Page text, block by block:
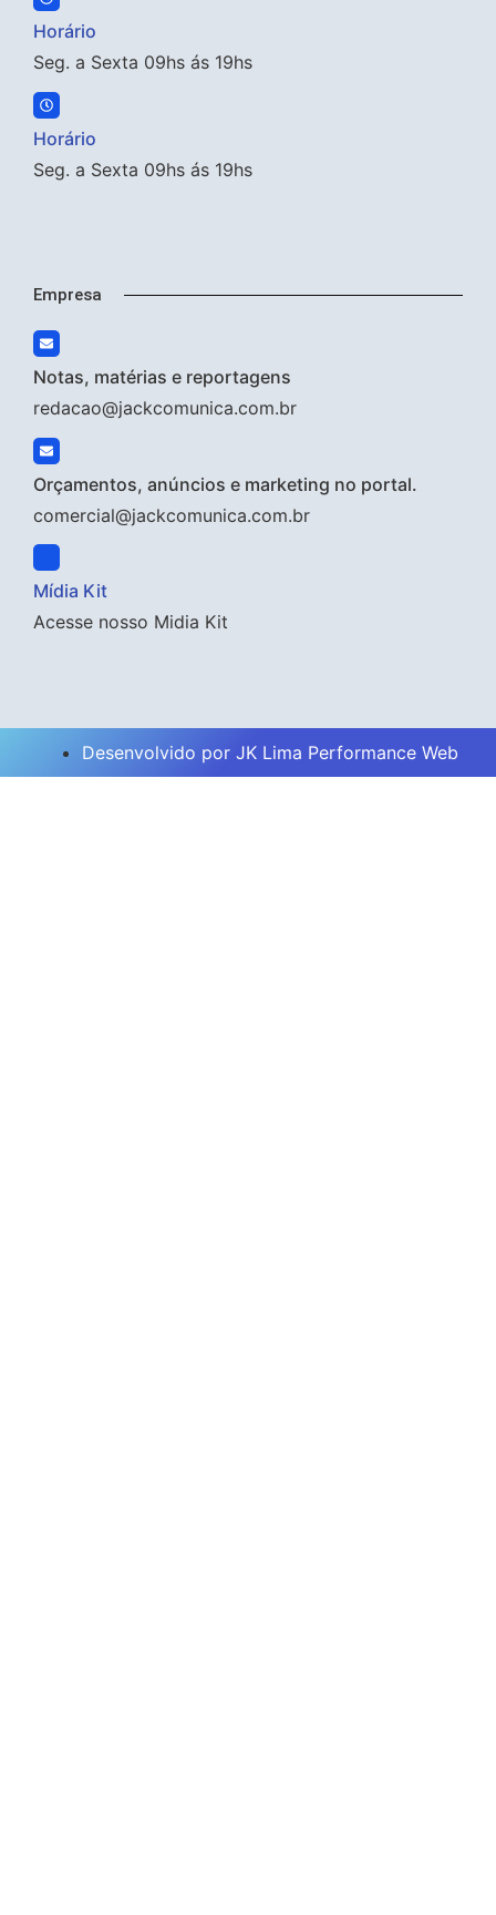
Horário
Seg. a Sexta 09hs ás 19hs
Horário
Seg. a Sexta 09hs ás 19hs
Empresa
Notas, matérias e reportagens
redacao@jackcomunica.com.br
Orçamentos, anúncios e marketing no portal.
comercial@jackcomunica.com.br
Mídia Kit
Acesse nosso Midia Kit
Desenvolvido por JK Lima Performance Web